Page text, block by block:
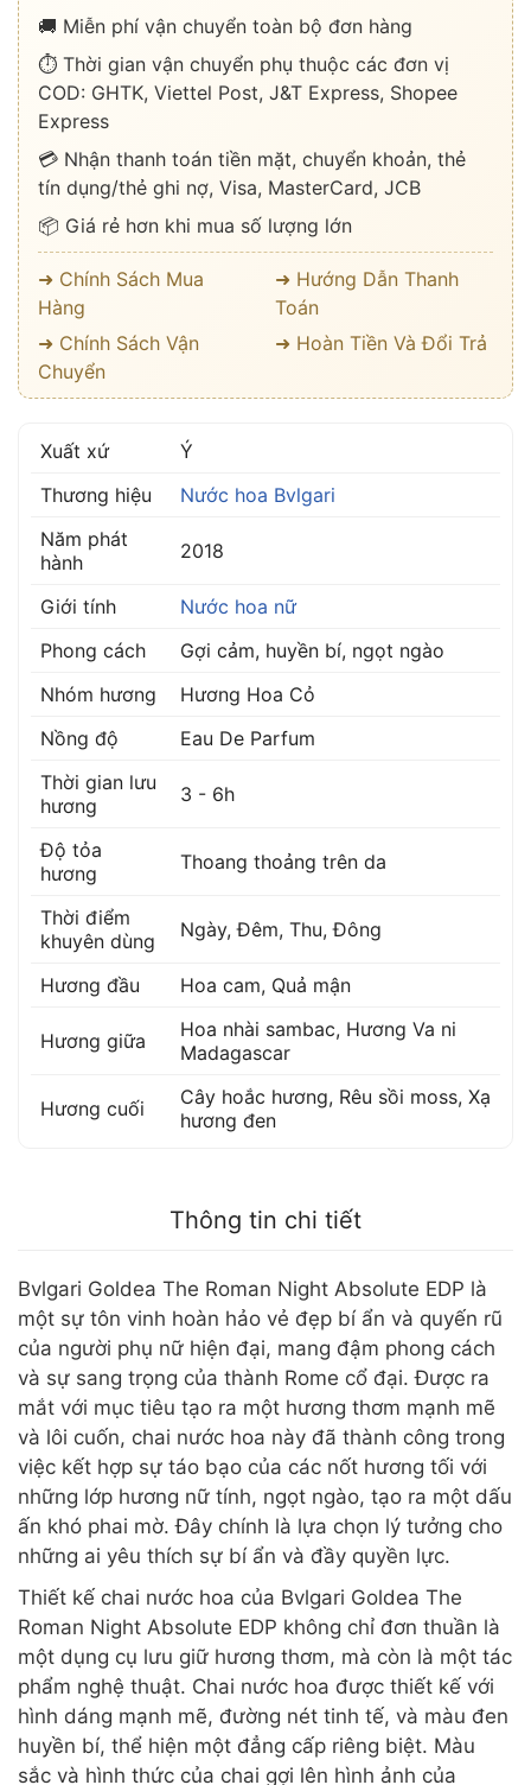
🚚 Miễn phí vận chuyển toàn bộ đơn hàng
⏱️ Thời gian vận chuyển phụ thuộc các đơn vị
COD: GHTK, Viettel Post, J&T Express, Shopee
Express
💳 Nhận thanh toán tiền mặt, chuyển khoản, thẻ
tín dụng/thẻ ghi nợ, Visa, MasterCard, JCB
📦 Giá rẻ hơn khi mua số lượng lớn
➜ Chính Sách Mua
Hàng
➜ Hướng Dẫn Thanh
Toán
➜ Chính Sách Vận
Chuyển
➜ Hoàn Tiền Và Đổi Trả
Xuất xứ
Ý
Thương hiệu
Nước hoa Bvlgari
Năm phát
hành
2018
Giới tính
Nước hoa nữ
Phong cách
Gợi cảm, huyền bí, ngọt ngào
Nhóm hương
Hương Hoa Cỏ
Nồng độ
Eau De Parfum
Thời gian lưu
hương
3 - 6h
Độ tỏa
hương
Thoang thoảng trên da
Thời điểm
khuyên dùng
Ngày, Đêm, Thu, Đông
Hương đầu Hoa cam, Quả mận
Hương giữa Hoa nhài sambac, Hương Va ni
Madagascar
Hương cuối Cây hoắc hương, Rêu sồi moss, Xạ
hương đen
Thông tin chi tiết
Bvlgari Goldea The Roman Night Absolute EDP là
một sự tôn vinh hoàn hảo vẻ đẹp bí ẩn và quyến rũ
của người phụ nữ hiện đại, mang đậm phong cách
và sự sang trọng của thành Rome cổ đại. Được ra
mắt với mục tiêu tạo ra một hương thơm mạnh mẽ
và lôi cuốn, chai nước hoa này đã thành công trong
việc kết hợp sự táo bạo của các nốt hương tối với
những lớp hương nữ tính, ngọt ngào, tạo ra một dấu
ấn khó phai mờ. Đây chính là lựa chọn lý tưởng cho
những ai yêu thích sự bí ẩn và đầy quyền lực.
Thiết kế chai nước hoa của Bvlgari Goldea The
Roman Night Absolute EDP không chỉ đơn thuần là
một dụng cụ lưu giữ hương thơm, mà còn là một tác
phẩm nghệ thuật. Chai nước hoa được thiết kế với
hình dáng mạnh mẽ, đường nét tinh tế, và màu đen
huyền bí, thể hiện một đẳng cấp riêng biệt. Màu
sắc và hình thức của chai gợi lên hình ảnh của